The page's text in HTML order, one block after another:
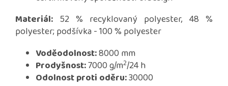
Materiál: 52 % recyklovaný polyester, 48 %
polyester; podšívka - 100 % polyester
Voděodolnost:8000 mm
Prodyšnost:7000 g/m2/24 h
Odolnost proti oděru:30000